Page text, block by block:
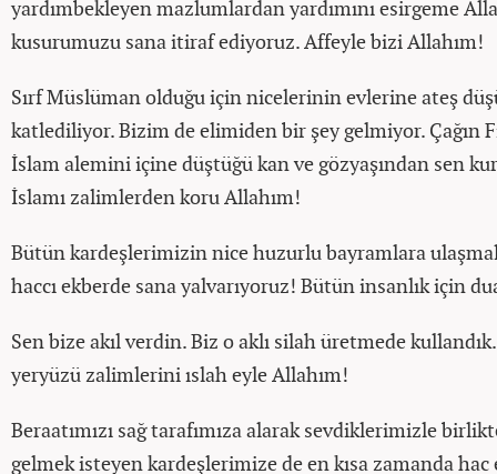
yardımbekleyen mazlumlardan yardımını esirgeme
kusurumuzu sana itiraf ediyoruz. Affeyle bizi Allahım!
Sırf Müslüman olduğu için nicelerinin evlerine ateş
katlediliyor. Bizim de elimiden bir şey gelmiyor. Çağın
İslam alemini içine düştüğü kan ve gözyaşından sen
İslamı zalimlerden koru Allahım!
Bütün kardeşlerimizin nice huzurlu bayramlara
haccı ekberde sana yalvarıyoruz! Bütün insanlık için
Sen bize akıl verdin. Biz o aklı silah üretmede
yeryüzü zalimlerini ıslah eyle Allahım!
Beraatımızı sağ tarafımıza alarak sevdiklerimizle
gelmek isteyen kardeşlerimize de en kısa zamanda